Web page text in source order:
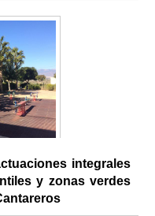
integrales
y zonas verdes